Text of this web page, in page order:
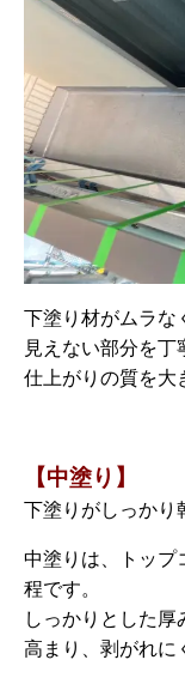
下塗り材がムラな
見えない部分を丁
仕上がりの質を大
【中塗り】
下塗りがしっかり
中塗りは、トップ
程です。
しっかりとした
高まり、剥がれに